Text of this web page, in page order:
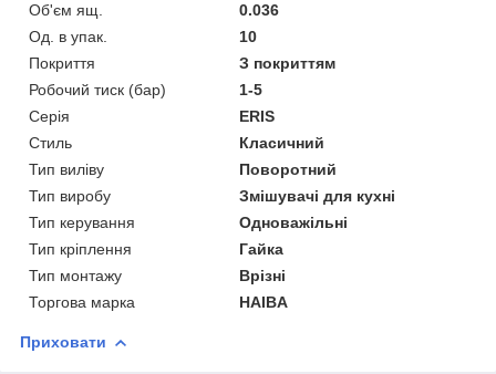
Об'єм ящ.
0.036
Од. в упак.
10
Покриття
З покриттям
Робочий тиск (бар)
1-5
Серія
ERIS
Стиль
Класичний
Тип виліву
Поворотний
Тип виробу
Змішувачі для кухні
Тип керування
Одноважільні
Тип кріплення
Гайка
Тип монтажу
Врізні
Торгова марка
HAIBA
Приховати